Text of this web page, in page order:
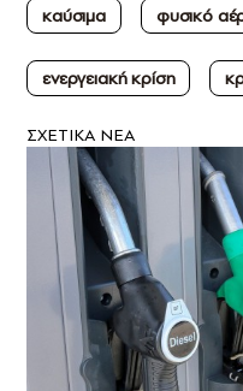
καύσιμα
φυσικό
ενεργειακή κρίση
ΣXETIKA NEA